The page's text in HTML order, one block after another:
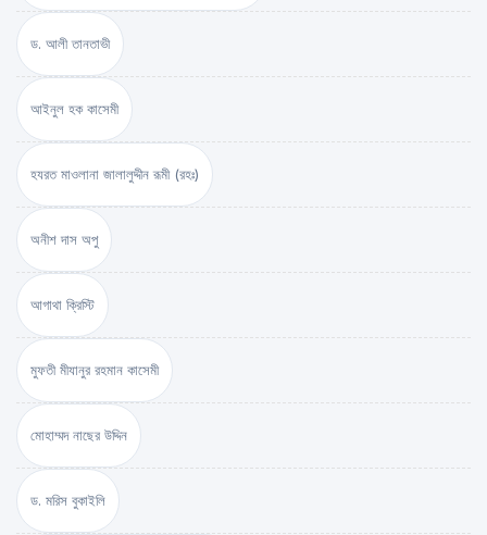
ড. আলী তানতাভী
আইনুল হক কাসেমী
হযরত মাওলানা জালালুদ্দীন রূমী (রহঃ)
অনীশ দাস অপু
আগাথা ক্রিস্টি
মুফতী মীযানুর রহমান কাসেমী
মোহাম্মদ নাছের উদ্দিন
ড. মরিস বুকাইলি